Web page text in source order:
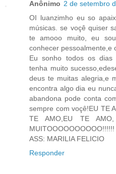
Anônimo 2 de setembro
OI luanzimho eu so
músicas. se voçê quiser
te amooo muito, eu
conhecer pessoalmente,e
Eu sonho todos os dias
tenha muito
deus te muitas alegria,e
encontra algo dia eu
abandona pode conta
sempre com voçê!EU TE
TE AMO,EU TE
MUITOOOOOOOOOO!!!!!!
ASS: MARILIA FELICIO
Responder